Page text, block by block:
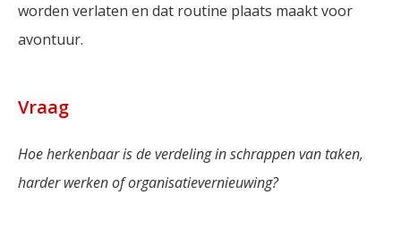
worden verlaten en dat routine plaats maakt voor
avontuur.
Vraag
Hoe herkenbaar is de verdeling in schrappen van taken,
harder werken of organisatievernieuwing?